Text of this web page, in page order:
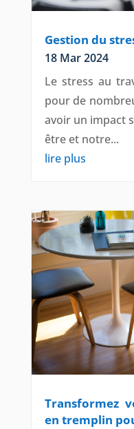
Gestion du
18 Mar 2024
Le stress au
pour de
avoir un impact
être et notre...
lire plus
Transformez
en tremplin